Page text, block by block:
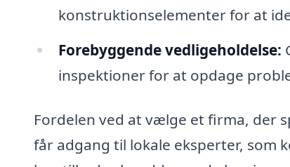
konstruktionselementer for at
Forebyggende vedligeholdelse:
inspektioner for at opdage
Fordelen ved at vælge et firma, der
får adgang til lokale eksperter, som